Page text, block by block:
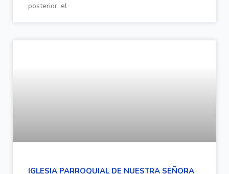
posterior, el
IGLESIA PARROQUIAL DE NUESTRA SEÑORA